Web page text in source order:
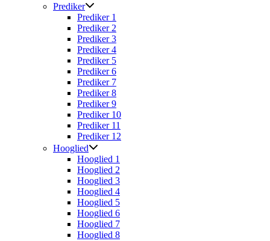
Prediker
Prediker 1
Prediker 2
Prediker 3
Prediker 4
Prediker 5
Prediker 6
Prediker 7
Prediker 8
Prediker 9
Prediker 10
Prediker 11
Prediker 12
Hooglied
Hooglied 1
Hooglied 2
Hooglied 3
Hooglied 4
Hooglied 5
Hooglied 6
Hooglied 7
Hooglied 8